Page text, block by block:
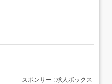
任せします!<仕事内容>・来
スポンサー : 求人ボックス